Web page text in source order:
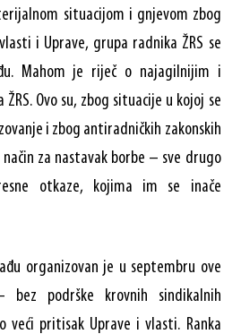
situacijom i gnjevom zbog
i Uprave, grupa radnika ŽRS se
Mahom je riječ o najagilnijim i
Ovo su, zbog situacije u kojoj se
i zbog antiradničkih zakonskih
za nastavak borbe – sve drugo
otkaze, kojima im se inače
organizovan je u septembru ove
podrške krovnih sindikalnih
veći pritisak Uprave i vlasti. Ranka